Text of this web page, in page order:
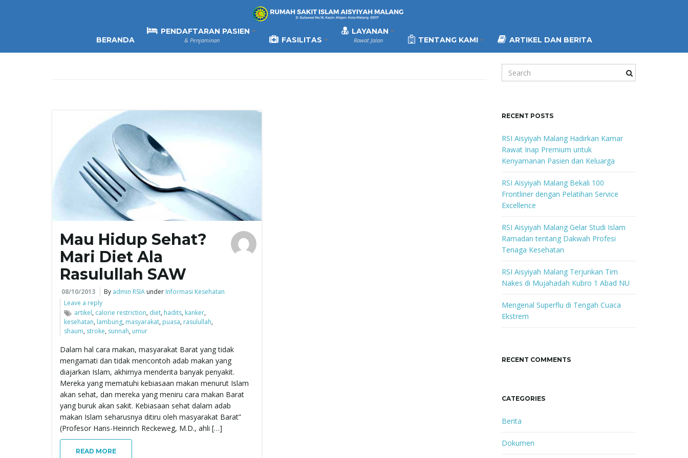
BERANDA
PENDAFTARAN PASIEN
& Penjaminan FASILITAS
LAYANAN
Rawat Jalan TENTANG KAMI ARTIKEL DAN BERITA
Mau Hidup Sehat?
Mari Diet Ala
Rasulullah SAW
08/10/2013 By admin RSIA under Informasi Kesehatan
Leave a reply
artikel, calorie restriction, diet, hadits, kanker,
kesehatan, lambung, masyarakat, puasa, rasulullah,
shaum, stroke, sunnah, umur
Dalam hal cara makan, masyarakat Barat yang tidak
mengamati dan tidak mencontoh adab makan yang
diajarkan Islam, akhirnya menderita banyak penyakit.
Mereka yang mematuhi kebiasaan makan menurut Islam
akan sehat, dan mereka yang meniru cara makan Barat
yang buruk akan sakit. Kebiasaan sehat dalam adab
makan Islam seharusnya ditiru oleh masyarakat Barat”
(Profesor Hans-Heinrich Reckeweg, M.D., ahli […]
READ MORE
e
c
k
e
y
w
o
r
d
RECENT POSTS
RSI Aisyiyah Malang Hadirkan Kamar
Rawat Inap Premium untuk
Kenyamanan Pasien dan Keluarga
RSI Aisyiyah Malang Bekali 100
Frontliner dengan Pelatihan Service
Excellence
RSI Aisyiyah Malang Gelar Studi Islam
Ramadan tentang Dakwah Profesi
Tenaga Kesehatan
RSI Aisyiyah Malang Terjunkan Tim
Nakes di Mujahadah Kubro 1 Abad NU
Mengenal Superflu di Tengah Cuaca
Ekstrem
RECENT COMMENTS
CATEGORIES
Berita
Dokumen